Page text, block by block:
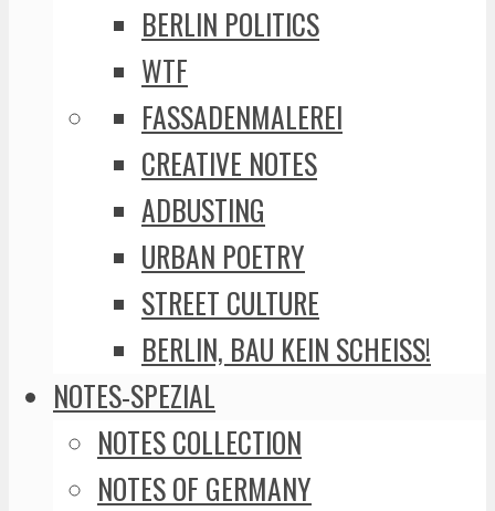
BERLIN POLITICS
WTF
FASSADENMALEREI
CREATIVE NOTES
ADBUSTING
URBAN POETRY
STREET CULTURE
BERLIN, BAU KEIN SCHEISS!
NOTES-SPEZIAL
NOTES COLLECTION
NOTES OF GERMANY